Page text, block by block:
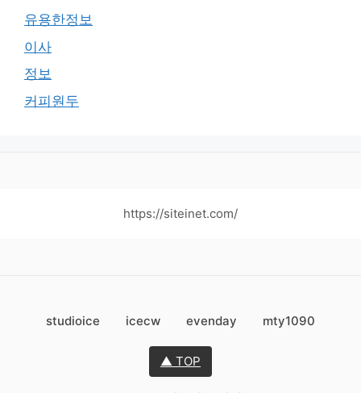
유용한정보
이사
정보
커피원두
https://siteinet.com/
studioice icecw evenday mty1090
▲ TOP